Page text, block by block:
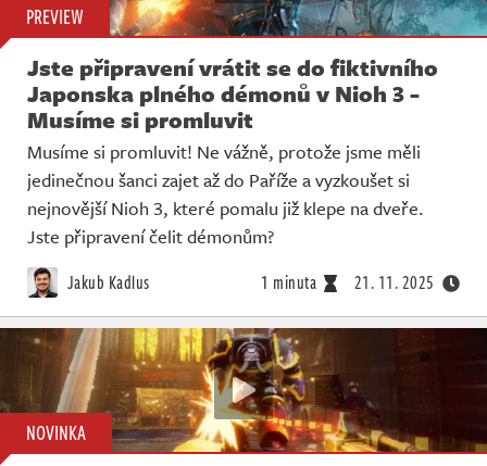
PREVIEW
Jste připravení vrátit se do fiktivního
Japonska plného démonů v Nioh 3 -
Musíme si promluvit
Musíme si promluvit! Ne vážně, protože jsme měli
jedinečnou šanci zajet až do Paříže a vyzkoušet si
nejnovější Nioh 3, které pomalu již klepe na dveře.
Jste připravení čelit démonům?
Jakub Kadlus 1 minuta 21. 11. 2025
NOVINKA